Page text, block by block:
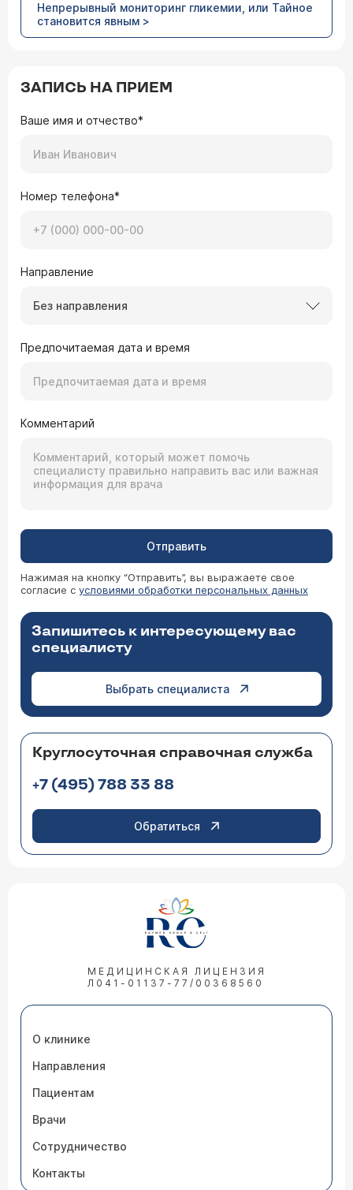
Непрерывный мониторинг гликемии, или Тайное
становится явным >
ЗАПИСЬ НА ПРИЕМ
Ваше имя и отчество*
Номер телефона*
Направление
Без направления
Предпочитаемая дата и время
Комментарий
Отправить
Нажимая на кнопку “Отправить”, вы выражаете свое
согласие с условиями обработки персональных данных
Запишитесь к интересующему вас
специалисту
Выбрать специалиста
Круглосуточная справочная служба
+7 (495) 788 33 88
Обратиться
МЕДИЦИНСКАЯ ЛИЦЕНЗИЯ
Л041-01137-77/00368560
О клинике
Направления
Пациентам
Врачи
Сотрудничество
Контакты